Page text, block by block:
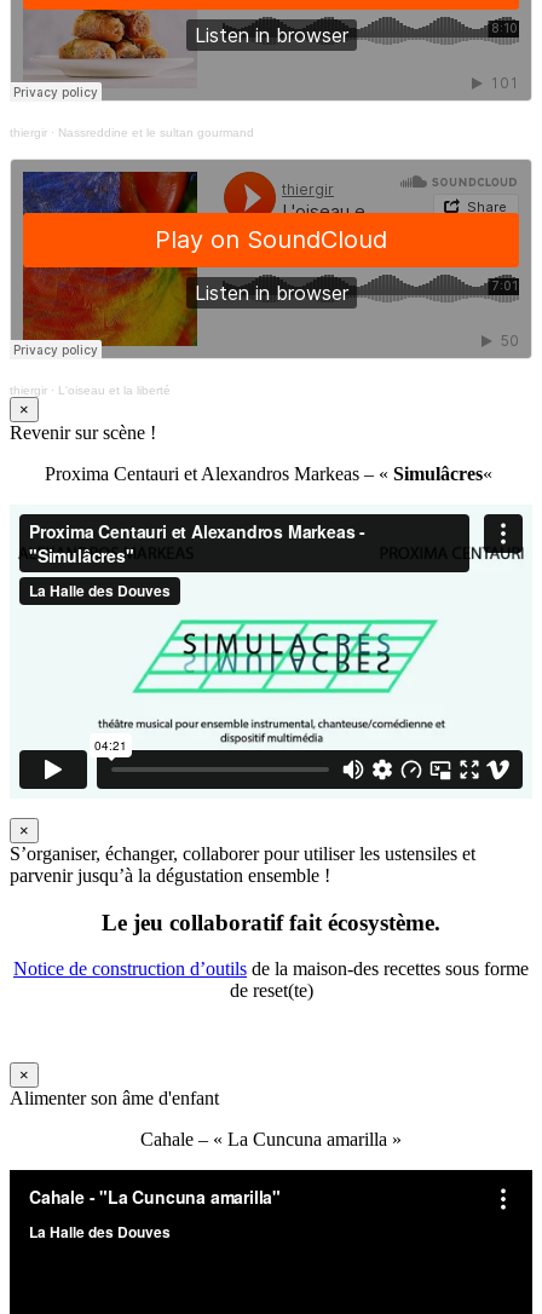
thiergir · Nassreddine et le sultan gourmand
thiergir · L'oiseau et la liberté
×
Revenir sur scène !
Proxima Centauri et Alexandros Markeas – « Simulâcres«
×
S’organiser, échanger, collaborer pour utiliser les ustensiles et
parvenir jusqu’à la dégustation ensemble !
Le jeu collaboratif fait écosystème.
Notice de construction d’outils de la maison-des recettes sous forme
de reset(te)
×
Alimenter son âme d'enfant
Cahale – « La Cuncuna amarilla »